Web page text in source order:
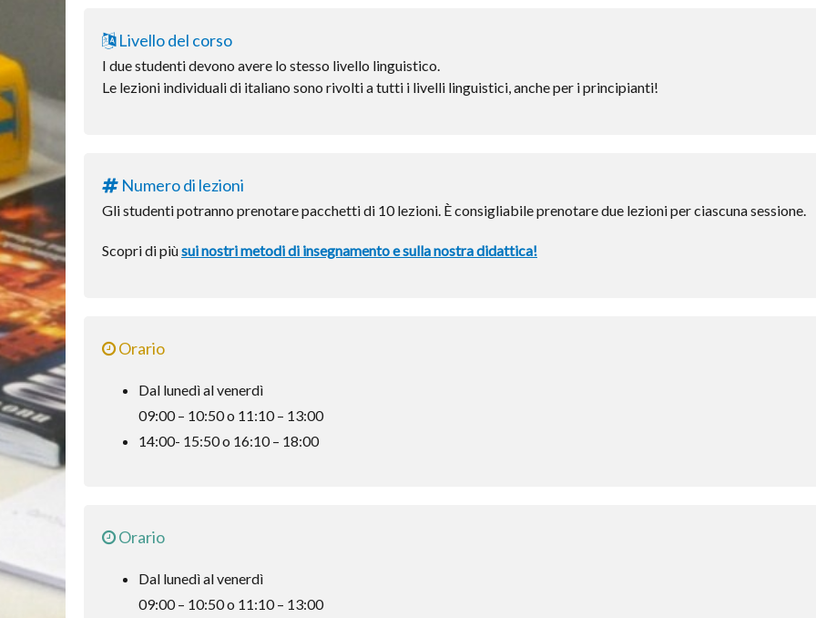
Livello del corso
I due studenti devono avere lo stesso livello linguistico.
Le lezioni individuali di italiano sono rivolti a tutti i livelli linguistici, anche per i principianti!
Numero di lezioni
Gli studenti potranno prenotare pacchetti di 10 lezioni. È consigliabile prenotare due lezioni per ciascuna sessione.
Scopri di piùsui nostri metodi di insegnamento e sulla nostra didattica!
Orario
Dal lunedì al venerdì
09:00 – 10:50 o 11:10 – 13:00
14:00- 15:50 o 16:10 – 18:00
Orario
Dal lunedì al venerdì
09:00 – 10:50 o 11:10 – 13:00